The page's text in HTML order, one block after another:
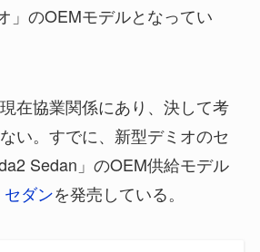
」のOEMモデルとなってい
在協業関係にあり、決して考
い。すでに、新型デミオのセ
Sedan」のOEM供給モデル
ダンを発売している。